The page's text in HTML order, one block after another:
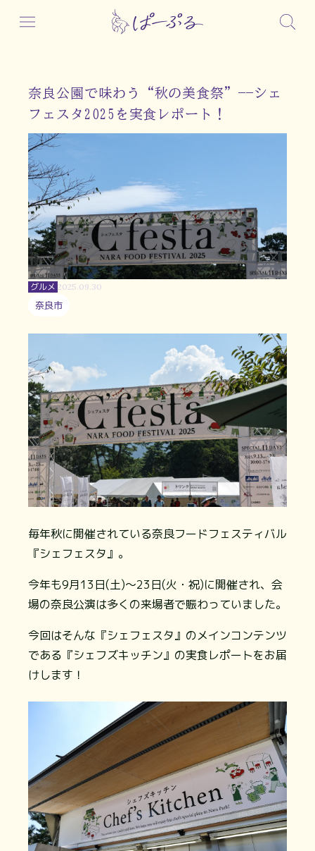
奈良公園で味わう“秋の美食祭”——シェ
フェスタ2025を実食レポート！
グルメ 2025.09.30
奈良市
毎年秋に開催されている奈良フードフェスティバル
『シェフェスタ』。
今年も9月13日(土)～23日(火・祝)に開催され、会
場の奈良公演は多くの来場者で賑わっていました。
今回はそんな『シェフェスタ』のメインコンテンツ
である『シェフズキッチン』の実食レポートをお届
けします！